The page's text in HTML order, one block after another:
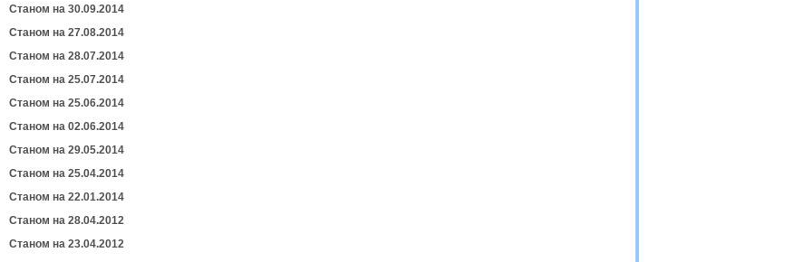
Станом на 30.09.2014
Станом на 27.08.2014
Станом на 28.07.2014
Станом на 25.07.2014
Станом на 25.06.2014
Станом на 02.06.2014
Станом на 29.05.2014
Станом на 25.04.2014
Станом на 22.01.2014
Станом на 28.04.2012
Станом на 23.04.2012